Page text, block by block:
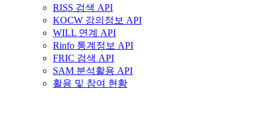
RISS 검색 API
KOCW 강의정보 API
WILL 연계 API
Rinfo 통계정보 API
FRIC 검색 API
SAM 분석활용 API
활용 및 참여 현황